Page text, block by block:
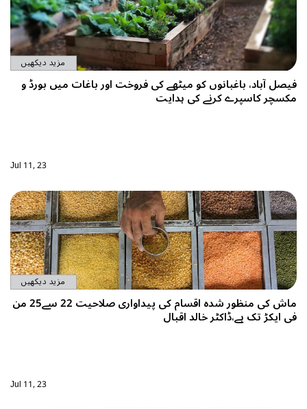
مزید دیکھیں
فیصل آباد، باغبانوں کو میٹھے کی فروخت اور باغات میں بورڈ و
مکسچر کاسپرے کرنے کی ہدایت
Jul 11, 23
مزید دیکھیں
ماش کی منظور شدہ اقسام کی پیداواری صلاحیت 22 سے25 من
فی ایکڑ تک ہے،ڈاکٹر خالد اقبال
Jul 11, 23